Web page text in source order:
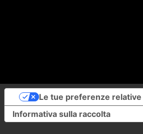
Informativa sulla raccolta
Le tue preferenze relative